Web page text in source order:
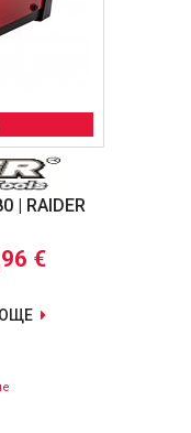
| RAIDER
€
ОЩЕ